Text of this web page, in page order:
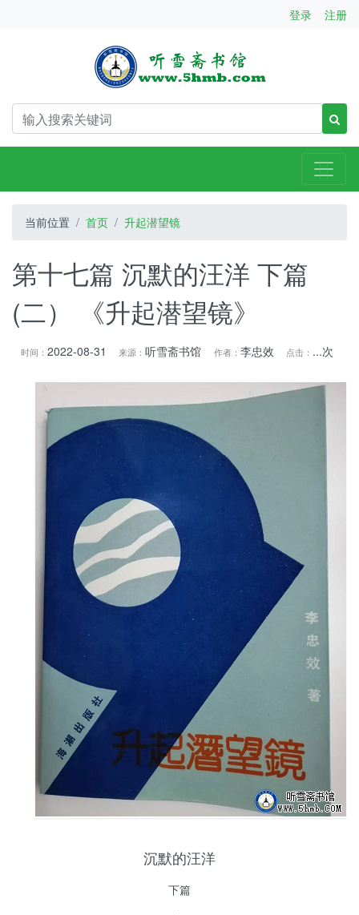
登录 注册
当前位置 首页 升起潜望镜
第十七篇 沉默的汪洋 下篇
(二） 《升起潜望镜》
时间：2022-08-31 来源：听雪斋书馆 作者： 李忠效 点击： ...次
沉默的汪洋
下篇